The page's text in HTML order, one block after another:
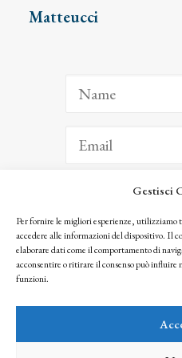
Gestisci
Per fornire le migliori esperienze, utilizziamo
accedere alle informazioni del dispositivo. Il
elaborare dati come il comportamento di
acconsentire o ritirare il consenso può
funzioni.
Matteucci
Facendo clic per iscriverti, riconosci che
seguendo la nostra Privacy Policy
© 2025 Istituto Matteucci. All right reserved
l’autorizzazione scritta dei proprietari dei